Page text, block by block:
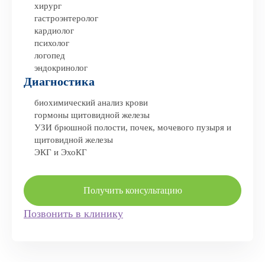
хирург
гастроэнтеролог
кардиолог
психолог
логопед
эндокринолог
Диагностика
биохимический анализ крови
гормоны щитовидной железы
УЗИ брюшной полости, почек, мочевого пузыря и
щитовидной железы
ЭКГ и ЭхоКГ
Получить консультацию
Позвонить в клинику